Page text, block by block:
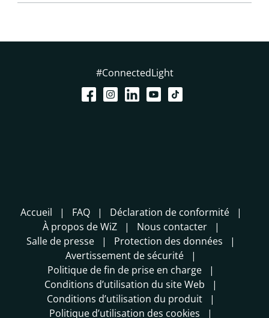
#ConnectedLight
Accueil FAQ
Déclaration de conformité
À propos de WiZ
Nous contacter
Salle de presse
Protection des données
Avertissement de sécurité
Politique de fin de prise en charge
Conditions d’utilisation du site Web
Conditions d’utilisation du produit
Politique d’utilisation des cookies